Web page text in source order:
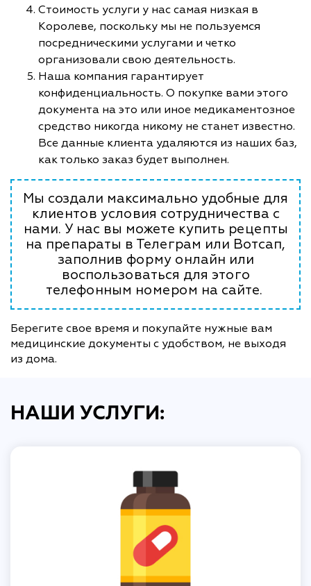
Стоимость услуги у нас самая низкая в
Королеве, поскольку мы не пользуемся
посредническими услугами и четко
организовали свою деятельность.
Наша компания гарантирует
конфиденциальность. О покупке вами этого
документа на это или иное медикаментозное
средство никогда никому не станет известно.
Все данные клиента удаляются из наших баз,
как только заказ будет выполнен.
Мы создали максимально удобные для
клиентов условия сотрудничества с
нами. У нас вы можете купить рецепты
на препараты в Телеграм или Вотсап,
заполнив форму онлайн или
воспользоваться для этого
телефонным номером на сайте.
Берегите свое время и покупайте нужные вам
медицинские документы с удобством, не выходя
из дома.
НАШИ УСЛУГИ: